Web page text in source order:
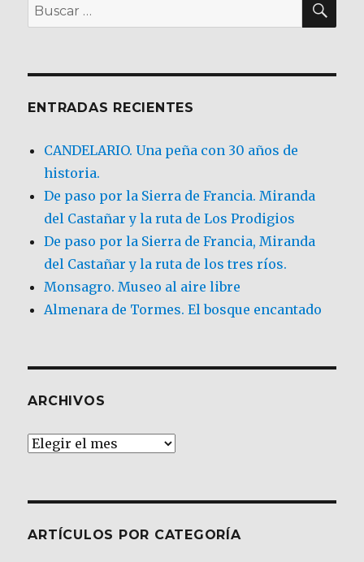
Buscar
por:
ENTRADAS RECIENTES
CANDELARIO. Una peña con 30 años de
historia.
De paso por la Sierra de Francia. Miranda
del Castañar y la ruta de Los Prodigios
De paso por la Sierra de Francia, Miranda
del Castañar y la ruta de los tres ríos.
Monsagro. Museo al aire libre
Almenara de Tormes. El bosque encantado
ARCHIVOS
Archivos
ARTÍCULOS POR CATEGORÍA